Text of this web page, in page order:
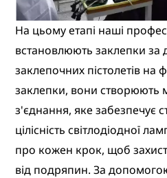
На цьому етапі наші
встановлюють заклепки
заклепочних пістолетів на
заклепки, вони створюють
з'єднання, яке забезпечує
цілісність світлодіодної
про кожен крок, щоб
від подряпин. За